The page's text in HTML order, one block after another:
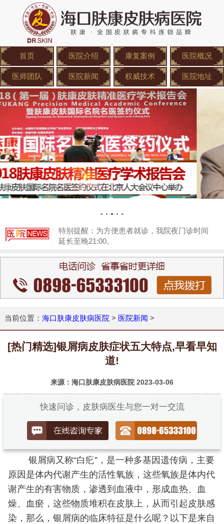
首页 医院介绍 康复案例 医院概况
医师团队 医院新闻 权威技术 医院地址
特别提醒：为方便患者就诊，我院夜门诊时间
延长至晚21:00。
当前位置： 海口肤康皮肤病医院 > 医院新闻 >
[热门精选]银屑病皮肤症状五大特点,早看早知
道!
来源：海口肤康皮肤病医院 2023-03-06
快速问诊，皮肤病医生与您一对一交流
银屑病又称“白疕”，是一种多基因遗传病，主要
原因是体内代谢产生的活性氧族，这些氧族是体内代
谢产生的有害物质，渗透到血液中，形成血热、血
燥、血瘀，这些物质堆积在皮肤上，从而引起皮肤感
染，那么，银屑病的临床特征是什么呢？以下是来自